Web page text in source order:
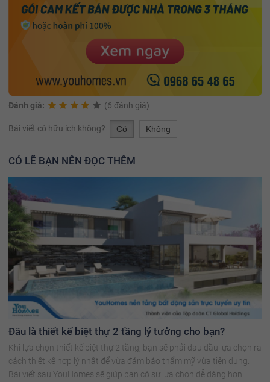
Đánh giá: (6 đánh giá)
Bài viết có hữu ích không? Có Không
CÓ LẼ BẠN NÊN ĐỌC THÊM
Đâu là thiết kế biệt thự 2 tầng lý tưởng cho bạn?
Khi lựa chọn thiết kế biệt thự 2 tầng, bạn sẽ phải đau đầu lựa chọn ra
cách thiết kế hợp lý nhất để vừa đảm bảo thẩm mỹ vừa tiện dụng.
Bài viết sau YouHomes sẽ giúp bạn có sự lựa chọn dễ dàng hơn.